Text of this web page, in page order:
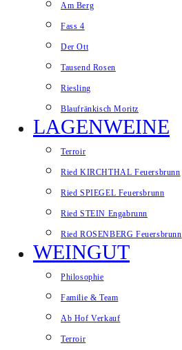
Am Berg
Fass 4
Der Ott
Tausend Rosen
Riesling
Blaufränkisch Moritz
LAGENWEINE
Terroir
Ried KIRCHTHAL Feuersbrunn
Ried SPIEGEL Feuersbrunn
Ried STEIN Engabrunn
Ried ROSENBERG Feuersbrunn
WEINGUT
Philosophie
Familie & Team
Ab Hof Verkauf
Terroir